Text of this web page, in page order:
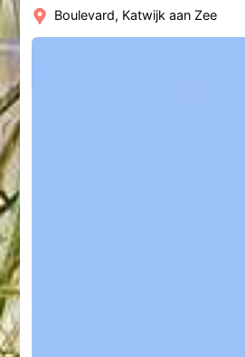
Boulevard, Katwijk aan Zee